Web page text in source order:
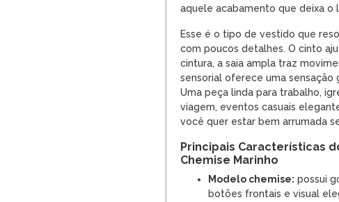
aquele acabamento que deixa o
Esse é o tipo de vestido que
com poucos detalhes. O cinto
cintura, a saia ampla traz
sensorial oferece uma sensação
Uma peça linda para trabalho,
viagem, eventos casuais
você quer estar bem arrumada
Principais Características
Chemise Marinho
Modelo chemise: possui
botões frontais e visual